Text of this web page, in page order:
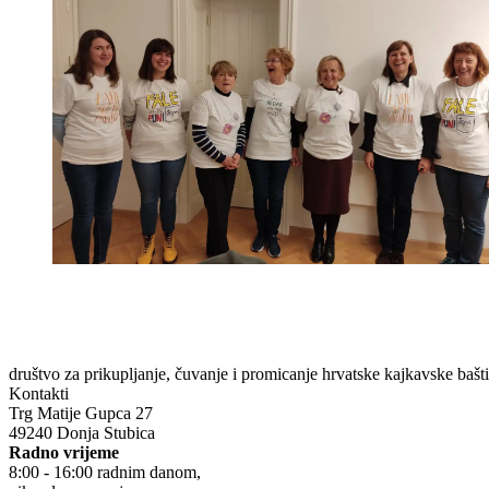
društvo za prikupljanje, čuvanje i promicanje hrvatske kajkavske
Kontakti
Trg Matije Gupca 27
49240 Donja Stubica
Radno vrijeme
8:00 - 16:00 radnim danom,